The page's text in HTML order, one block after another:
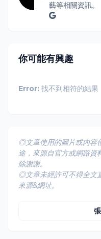
藝等相關資訊。
你可能有興趣
Error: 找不到相符的結果
◎文章使用的圖片或內容
途，來源自官方或網路資
除謝謝。
◎文章未經許可不得全文
來源&網址。